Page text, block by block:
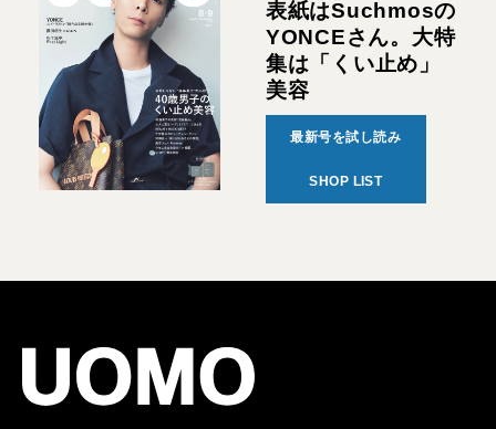
表紙はSuchmosの
YONCEさん。大特
集は「くい止め」
美容
最新号を試し読み
SHOP LIST